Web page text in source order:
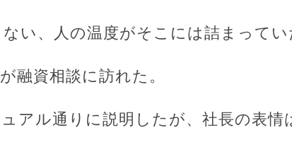
い、人の温度がそこには詰まってい
融資相談に訪れた。
アル通りに説明したが、社長の表情